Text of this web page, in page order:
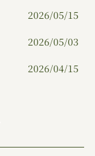
2026/05/15
2026/05/03
2026/04/15